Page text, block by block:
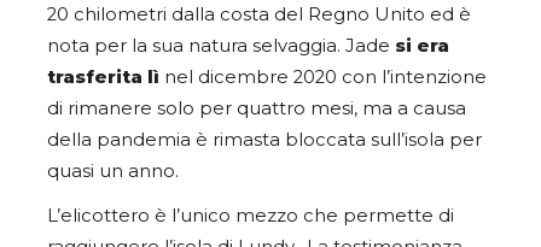
20 chilometri dalla costa del Regno Unito ed è
nota per la sua natura selvaggia. Jade si era
trasferita lì nel dicembre 2020 con l’intenzione
di rimanere solo per quattro mesi, ma a causa
della pandemia è rimasta bloccata sull’isola per
quasi un anno.
L’elicottero è l’unico mezzo che permette di